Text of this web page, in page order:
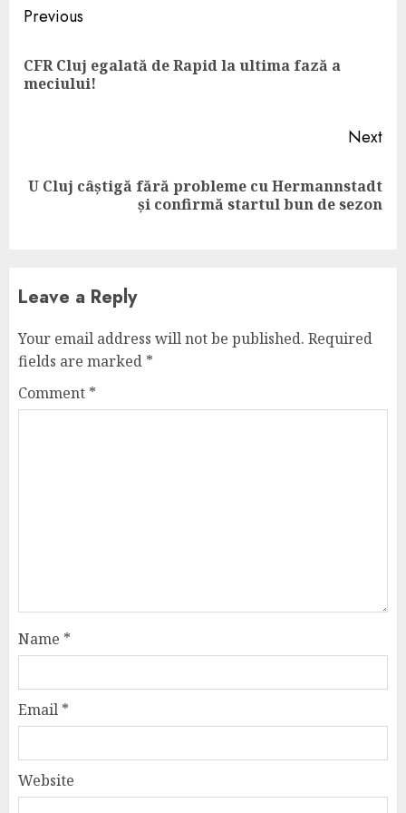
Continue
Reading
Previous
CFR Cluj egalată de Rapid la ultima fază a
meciului!
Next
Next
U Cluj câștigă fără probleme cu Hermannstadt
și confirmă startul bun de sezon
Leave a Reply
Your email address will not be published. Required
fields are marked *
Comment *
Name *
Email *
Website